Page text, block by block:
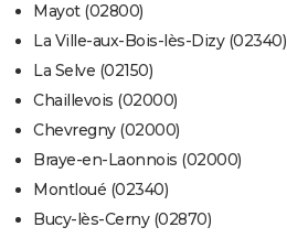
Mayot (02800)
La Ville-aux-Bois-lès-Dizy (02340)
La Selve (02150)
Chaillevois (02000)
Chevregny (02000)
Braye-en-Laonnois (02000)
Montloué (02340)
Bucy-lès-Cerny (02870)